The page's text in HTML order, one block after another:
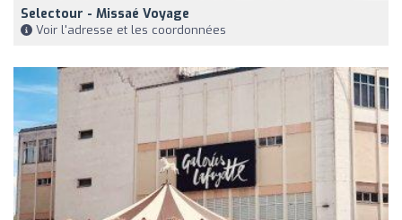
Selectour - Missaé Voyage
Voir l'adresse et les coordonnées